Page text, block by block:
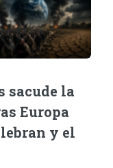
sacude la
Europa
y el